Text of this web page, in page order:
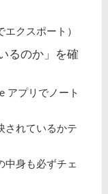
クスポート）
るのか」を確
アプリでノート
されているかテ
中身も必ずチェ